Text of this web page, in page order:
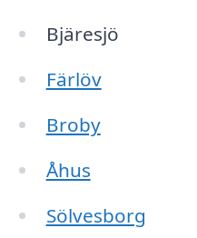
Bjäresjö
Färlöv
Broby
Åhus
Sölvesborg